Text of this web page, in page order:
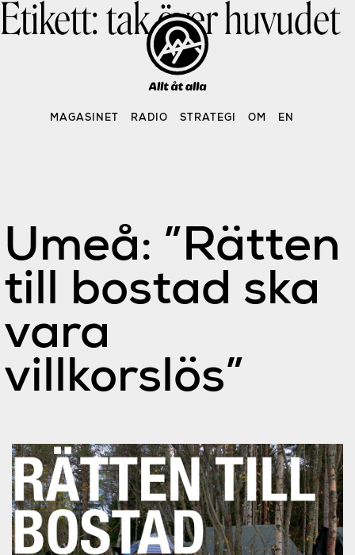
Skip
MAGASINET RADIO STRATEGI OM EN
Etikett:tak över huvudet
Umeå: ”Rätten
till bostad ska
vara
villkorslös”